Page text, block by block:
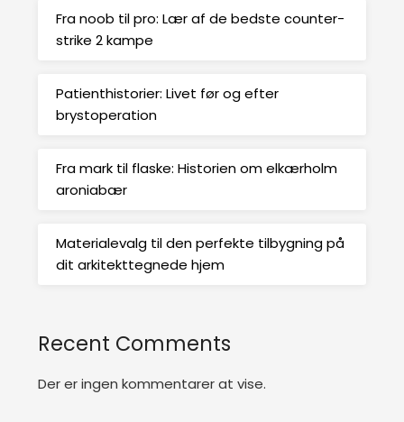
Fra noob til pro: Lær af de bedste counter-
strike 2 kampe
Patienthistorier: Livet før og efter
brystoperation
Fra mark til flaske: Historien om elkærholm
aroniabær
Materialevalg til den perfekte tilbygning på
dit arkitekttegnede hjem
Recent Comments
Der er ingen kommentarer at vise.